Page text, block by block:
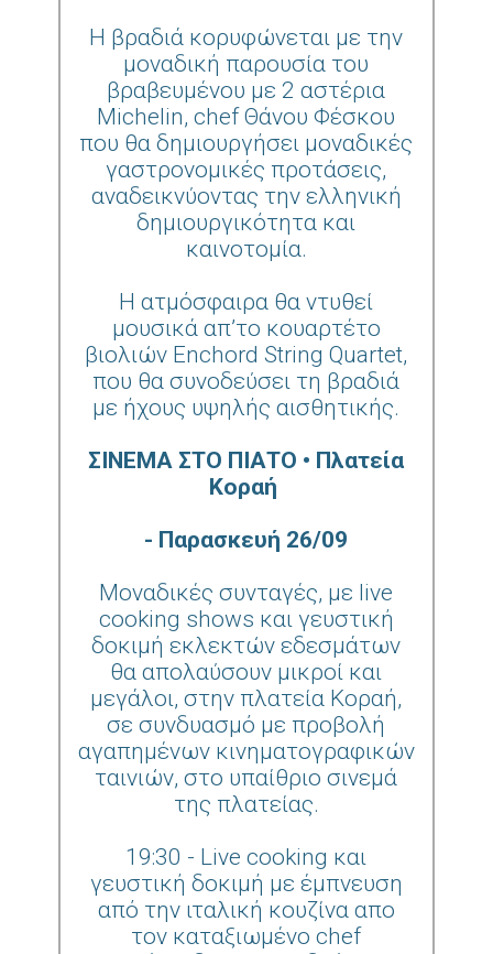
Η βραδιά κορυφώνεται με την
μοναδική παρουσία του
βραβευμένου με 2 αστέρια
Michelin, chef Θάνου Φέσκου
που θα δημιουργήσει μοναδικές
γαστρονομικές προτάσεις,
αναδεικνύοντας την ελληνική
δημιουργικότητα και
καινοτομία.
Η ατμόσφαιρα θα ντυθεί
μουσικά απ’το κουαρτέτο
βιολιών Enchord String Quartet,
που θα συνοδεύσει τη βραδιά
με ήχους υψηλής αισθητικής.
ΣΙΝΕΜΑ ΣΤΟ ΠΙΑΤΟ • Πλατεία
Κοραή
- Παρασκευή 26/09
Μοναδικές συνταγές, με live
cooking shows και γευστική
δοκιμή εκλεκτών εδεσμάτων
θα απολαύσουν μικροί και
μεγάλοι, στην πλατεία Κοραή,
σε συνδυασμό με προβολή
αγαπημένων κινηματογραφικών
ταινιών, στο υπαίθριο σινεμά
της πλατείας.
19:30 - Live cooking και
γευστική δοκιμή με έμπνευση
από την ιταλική κουζίνα απο
τον καταξιωμένο chef